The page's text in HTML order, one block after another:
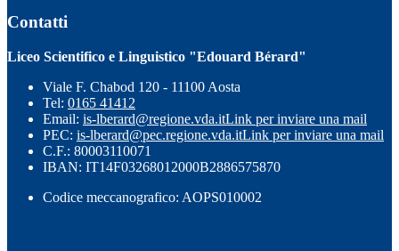
Contatti
Liceo Scientifico e Linguistico "Edouard Bérard"
Viale F. Chabod 120 - 11100 Aosta
Tel: 0165 41412
Email: is-lberard@regione.vda.itLink per inviare una mail
PEC: is-lberard@pec.regione.vda.itLink per inviare una mail
C.F.: 80003110071
IBAN: IT14F03268012000B2886575870
Codice meccanografico: AOPS010002